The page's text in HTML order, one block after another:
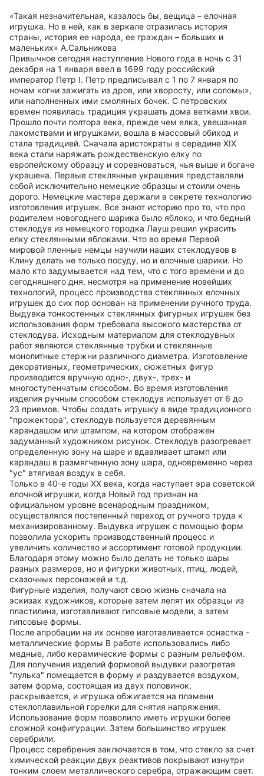
«Такая незначительная, казалось бы, вещица – елочная
игрушка. Но в ней, как в зеркале отразилась история
страны, история ее народа, ее граждан – больших и
маленьких» А.Сальникова
Привычное сегодня наступление Нового года в ночь с 31
декабря на 1 января ввел в 1699 году российский
император Петр I. Петр предписывал с 1 по 7 января по
ночам «огни зажигать из дров, или хворосту, или соломы»,
или наполненных ими смоляных бочек. С петровских
времен появилась традиция украшать дома ветками хвои.
Прошло почти полтора века, прежде чем елка, увешанная
лакомствами и игрушками, вошла в массовый обиход и
стала традицией. Сначала аристократы в середине XIX
века стали наряжать рождественскую елку по
европейскому образцу и соревноваться, чья выше и богаче
украшена. Первые стеклянные украшения представляли
собой исключительно немецкие образцы и стоили очень
дорого. Немецкие мастера держали в секрете технологию
изготовления игрушек. Все знают историю про то, что про
родителем новогоднего шарика было яблоко, и что бедный
стеклодув из немецкого городка Лауш решил украсить
елку стеклянными яблоками. Что во время Первой
мировой пленные немцы научили наших стеклодувов в
Клину делать не только посуду, но и елочные шарики. Но
мало кто задумывается над тем, что с того времени и до
сегодняшнего дня, несмотря на применение новейших
технологий, процесс производства стеклянных елочных
игрушек до сих пор основан на применении ручного труда.
Выдувка тонкостенных стеклянных фигурных игрушек без
использования форм требовала высокого мастерства от
стеклодува. Исходным материалом для стеклодувных
работ являются стеклянные трубки и стеклянные
монолитные стержни различного диаметра. Изготовление
декоративных, геометрических, сюжетных фигур
производится вручную одно-, двух-, трех- и
многоступенчатым способом. Во время изготовления
изделия ручным способом стеклодув использует от 6 до
23 приемов. Чтобы создать игрушку в виде традиционного
"прожектора", стеклодув пользуется деревянным
карандашом или штампом, на котором отображен
задуманный художником рисунок. Стеклодув разогревает
определенную зону на шаре и вдавливает штамп или
карандаш в размягченную зону шара, одновременно через
"ус" втягивая воздух в себя.
Только в 40-е годы ХХ века, когда наступает эра советской
елочной игрушки, когда Новый год признан на
официальном уровне всенародным праздником,
осуществлялся постепенный переход от ручного труда к
механизированному. Выдувка игрушек с помощью форм
позволила ускорить производственный процесс и
увеличить количество и ассортимент готовой продукции.
Благодаря этому можно было делать не только шары
разных размеров, но и фигурки животных, птиц, людей,
сказочных персонажей и т.д.
Фигурные изделия, получают свою жизнь сначала на
эскизах художников, которые затем лепят их образцы из
пластилина, изготавливают гипсовые модели, а затем
гипсовые формы.
После апробации на их основе изготавливается оснастка -
металлические формы В работе использовались либо
медные, либо керамические формы с разным рельефом.
Для получения изделий формовой выдувки разогретая
"пулька" помещается в форму и раздувается воздухом,
затем форма, состоящая из двух половинок,
раскрывается, и игрушка обжигается на пламени
стеклоплавильной горелки для снятия напряжения.
Использование форм позволило иметь игрушки более
сложной конфигурации. Затем большинство игрушек
серебрили.
Процесс серебрения заключается в том, что стекло за счет
химической реакции двух реактивов покрывают изнутри
тонким слоем металлического серебра, отражающим свет.